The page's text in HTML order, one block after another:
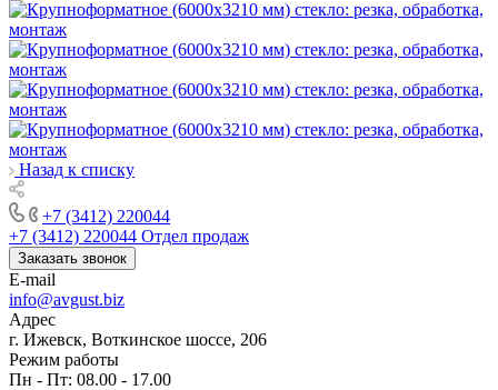
Назад к списку
+7 (3412) 220044
+7 (3412) 220044 Отдел продаж
Заказать звонок
E-mail
info@avgust.biz
Адрес
г. Ижевск, Воткинское шоссе, 206
Режим работы
Пн - Пт: 08.00 - 17.00